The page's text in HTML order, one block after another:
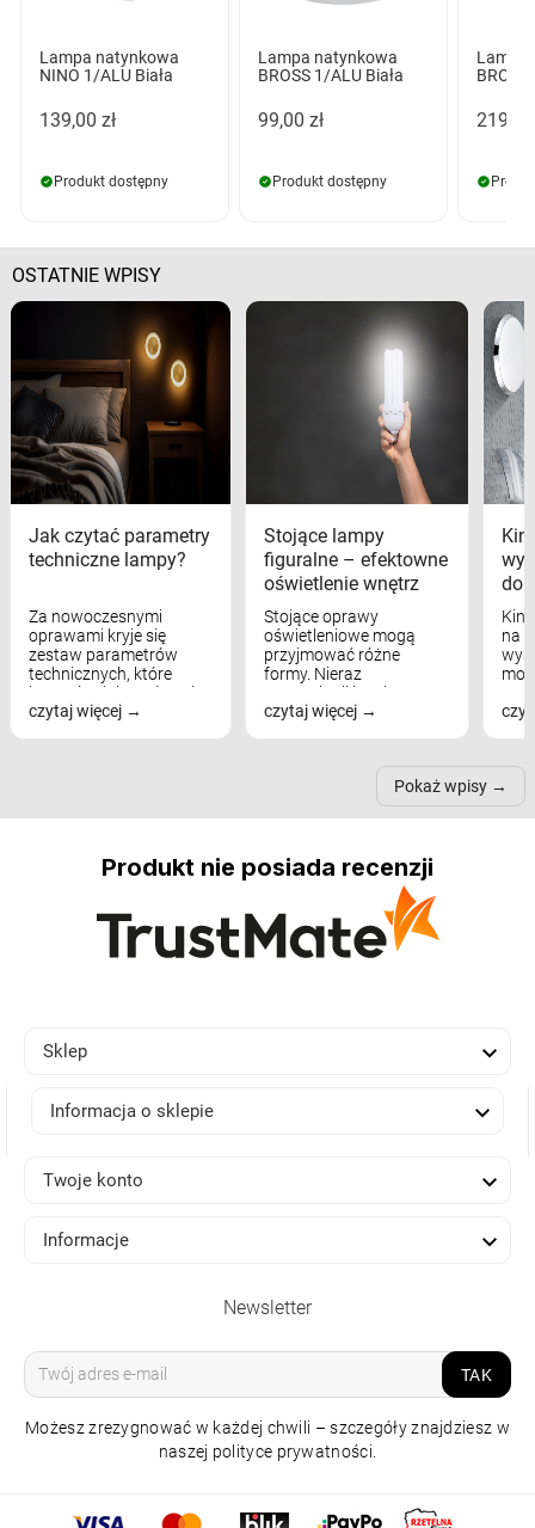
Lampa natynkowa
NINO 1/ALU Biała
139,00 zł
Produkt dostępny
Lampa natynkowa
BROSS 1/ALU Biała
99,00 zł
Produkt dostępny
Lampa
219,00
OSTATNIE WPISY
Jak czytać parametry
techniczne lampy?
Za nowoczesnymi
oprawami kryje się
zestaw parametrów
technicznych, które
bezpośrednio wpływają
na komfort widzenia,
czytaj więcej
Stojące lampy
figuralne – efektowne
oświetlenie wnętrz
Stojące oprawy
oświetleniowe mogą
przyjmować różne
formy. Nieraz
wspominaliśmy już
modele na łukowych
nich może przydać się w
czytaj więcej
na
Pokaż wpisy
Produkt nie posiada recenzji
Sklep 
Informacja o sklepie 
Twoje konto 
Informacje 
Newsletter
TAK
Możesz zrezygnować w każdej chwili – szczegóły znajdziesz w
naszej polityce prywatności.